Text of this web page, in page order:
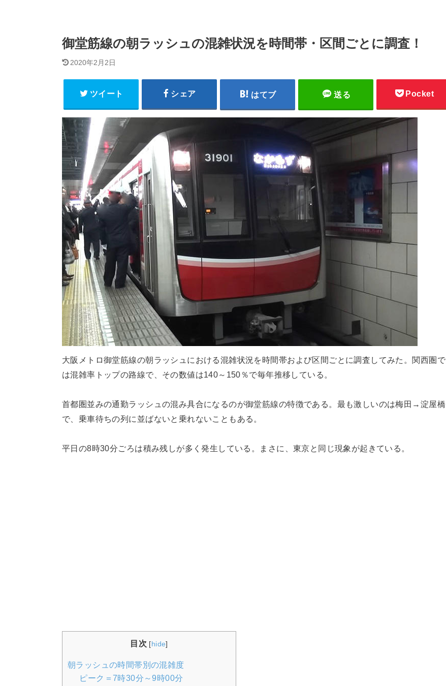
御堂筋線の朝ラッシュの混雑状況を時間帯・区間ごとに調査！
2020年2月2日
ツイート シェア はてブ 送る Pocket
大阪メトロ御堂筋線の朝ラッシュにおける混雑状況を時間帯および区間ごとに調査してみた。関西圏で
は混雑率トップの路線で、その数値は140～150％で毎年推移している。
首都圏並みの通勤ラッシュの混み具合になるのが御堂筋線の特徴である。最も激しいのは梅田→淀屋橋
で、乗車待ちの列に並ばないと乗れないこともある。
平日の8時30分ごろは積み残しが多く発生している。まさに、東京と同じ現象が起きている。
目次 [hide]
朝ラッシュの時間帯別の混雑度
ピーク＝7時30分～9時00分